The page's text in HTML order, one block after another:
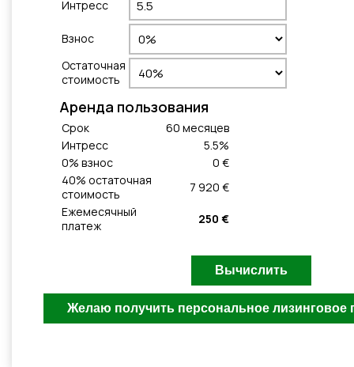
Интресс
Взнос
Остаточная
стоимость
Aренда пользования
Cрок 60 месяцeв
Интресс
5.5%
0% взнос
0 €
40% остаточная
стоимость
7 920 €
Ежемесячный
платеж
250 €